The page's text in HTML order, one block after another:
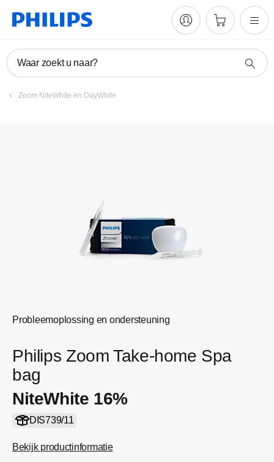
Waar zoekt u naar?
Zoom NiteWhite en DayWhite
Probleemoplossing en ondersteuning
Philips Zoom Take-home Spa
bag
NiteWhite 16%
DIS739/11
Bekijk productinformatie